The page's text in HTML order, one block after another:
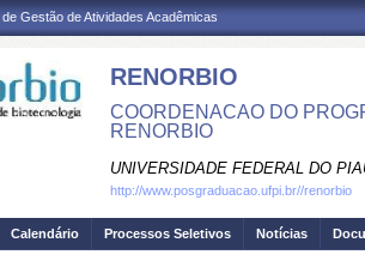
Gestão de Atividades Acadêmicas
RENORBIO
COORDENACAO DO
RENORBIO
UNIVERSIDADE FEDERAL DO
http://www.posgraduacao.ufpi.br//renorbio
Calendário Processos Seletivos Notícias